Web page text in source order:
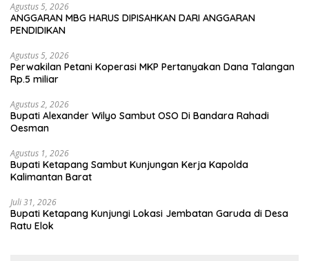
Agustus 5, 2026
ANGGARAN MBG HARUS DIPISAHKAN DARI ANGGARAN
PENDIDIKAN
Agustus 5, 2026
Perwakilan Petani Koperasi MKP Pertanyakan Dana Talangan
Rp.5 miliar
Agustus 2, 2026
Bupati Alexander Wilyo Sambut OSO Di Bandara Rahadi
Oesman
Agustus 1, 2026
Bupati Ketapang Sambut Kunjungan Kerja Kapolda
Kalimantan Barat
Juli 31, 2026
Bupati Ketapang Kunjungi Lokasi Jembatan Garuda di Desa
Ratu Elok